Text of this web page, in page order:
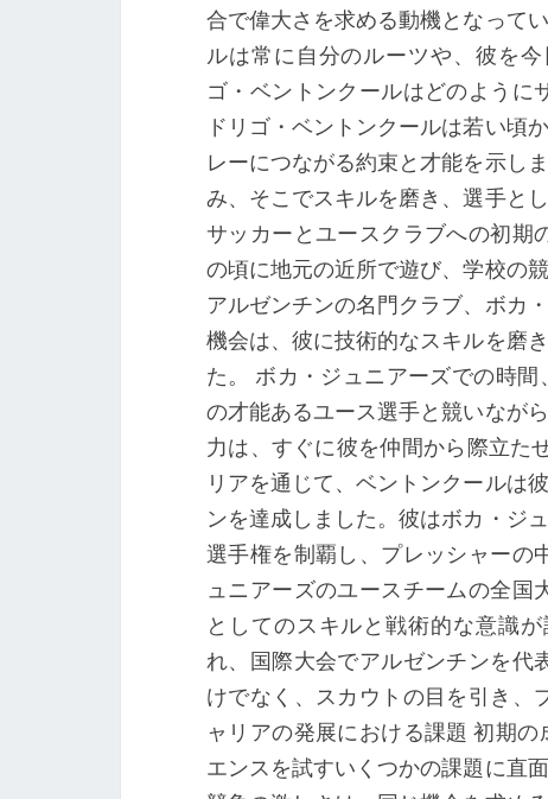
合で偉大さを求める動機となって
ルは常に自分のルーツや、彼を
ゴ・ベントンクールはどのように
ドリゴ・ベントンクールは若い頃
レーにつながる約束と才能を示し
み、そこでスキルを磨き、選手と
サッカーとユースクラブへの初期
の頃に地元の近所で遊び、学校の
アルゼンチンの名門クラブ、ボカ
機会は、彼に技術的なスキルを磨
た。 ボカ・ジュニアーズでの時
の才能あるユース選手と競いなが
力は、すぐに彼を仲間から際立た
リアを通じて、ベントンクールは
ンを達成しました。彼はボカ・ジ
選手権を制覇し、プレッシャーの
ュニアーズのユースチームの全国
としてのスキルと戦術的な意識
れ、国際大会でアルゼンチンを代
けでなく、スカウトの目を引き、
ャリアの発展における課題 初期
エンスを試すいくつかの課題に直